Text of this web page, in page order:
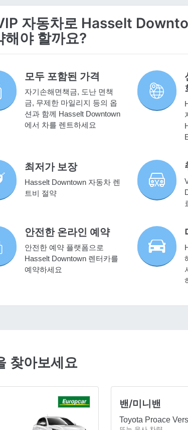
자동차로 Hasselt
해야 할까요?
모두 포함된 가격
자기손해면책금, 도난 면책
금, 무제한 마일리지 등의 옵
션과 함께 Hasselt Downtown
에서 차를 렌트하세요
최저가 보장
Hasselt Downtown 자동차 렌
트비 절약
안전한 온라인 예약
안전한 예약 플랫폼으로
Hasselt Downtown 렌터카를
예약하세요
찾아보세요
밴/미니밴
Toyota Proace